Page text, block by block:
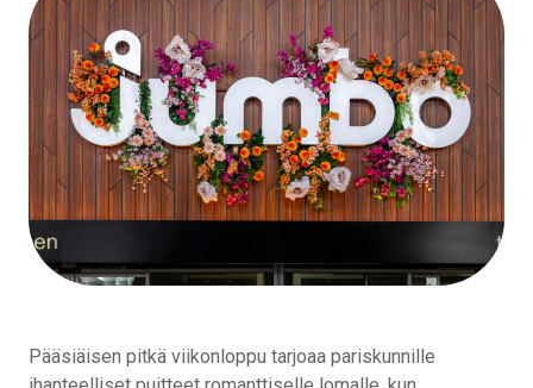
Pääsiäisen pitkä viikonloppu tarjoaa pariskunnille